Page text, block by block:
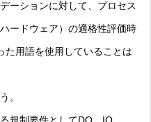
ーションに対して、プロセス
ードウェア）の適格性評価時
た用語を使用していることは
。